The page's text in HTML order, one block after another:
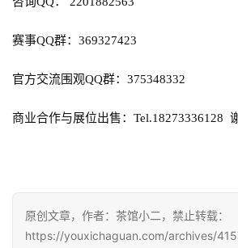
会
上
中
国
赛事QQ群： 369327423
官方交流围观QQ群： 375348332
商业合作与展位出售： Tel.18273336128
原创文章，作者：茶馆小二，禁止转载：
https://youxichaguan.com/archives/